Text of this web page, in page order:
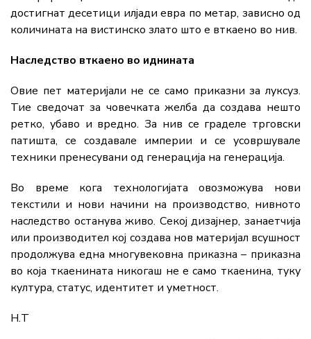
достигнат десетици илјади евра по метар, зависно од
количината на вистинско злато што е вткаено во нив.
Наследство вткаено во иднината
Овие пет материјали не се само приказни за луксуз.
Тие сведочат за човечката желба да создава нешто
ретко, убаво и вредно. За нив се граделе трговски
патишта, се создавале империи и се усовршувале
техники пренесувани од генерација на генерација.
Во време кога технологијата овозможува нови
текстили и нови начини на производство, нивното
наследство останува живо. Секој дизајнер, занаетчија
или производител кој создава нов материјал всушност
продолжува една многувековна приказна – приказна
во која ткаенината никогаш не е само ткаенина, туку
култура, статус, идентитет и уметност.
Н.Т